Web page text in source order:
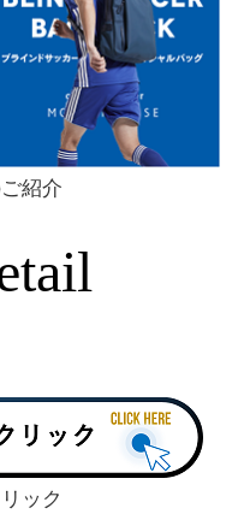
紹介
ック